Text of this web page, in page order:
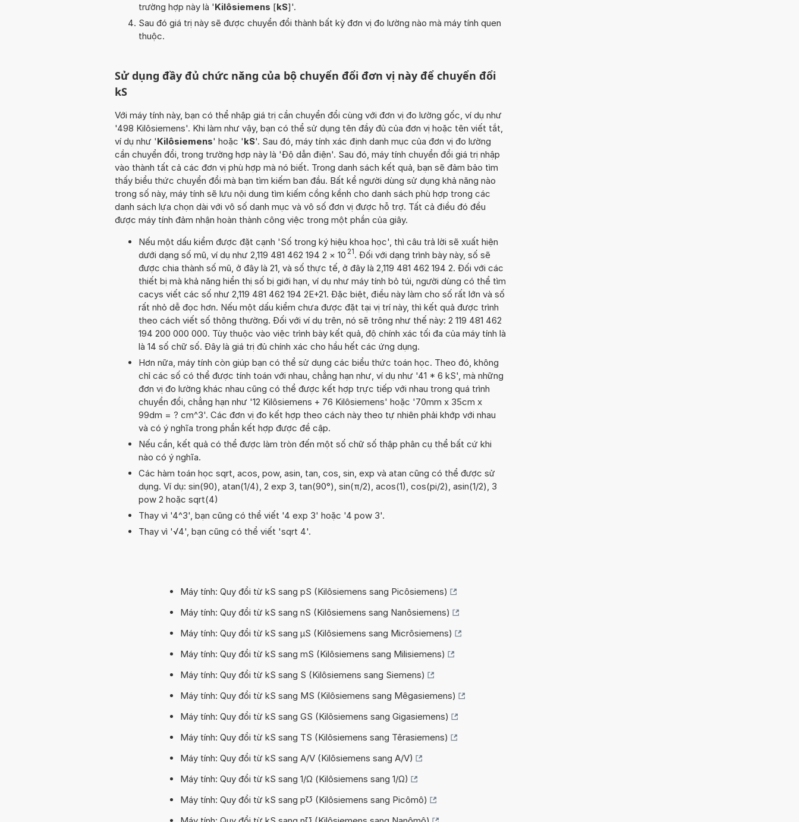
trường hợp này là 'Kilôsiemens [kS]'.
Sau đó giá trị này sẽ được chuyển đổi thành bất kỳ đơn vị đo lường nào mà máy tính quen
thuộc.
Sử dụng đầy đủ chức năng của bộ chuyển đổi đơn vị này để chuyển đổi
kS
Với máy tính này, bạn có thể nhập giá trị cần chuyển đổi cùng với đơn vị đo lường gốc, ví dụ như
'498 Kilôsiemens'. Khi làm như vậy, bạn có thể sử dụng tên đầy đủ của đơn vị hoặc tên viết tắt,
ví dụ như 'Kilôsiemens' hoặc 'kS'. Sau đó, máy tính xác định danh mục của đơn vị đo lường
cần chuyển đổi, trong trường hợp này là 'Độ dẫn điện'. Sau đó, máy tính chuyển đổi giá trị nhập
vào thành tất cả các đơn vị phù hợp mà nó biết. Trong danh sách kết quả, bạn sẽ đảm bảo tìm
thấy biểu thức chuyển đổi mà bạn tìm kiếm ban đầu. Bất kể người dùng sử dụng khả năng nào
trong số này, máy tính sẽ lưu nội dung tìm kiếm cồng kềnh cho danh sách phù hợp trong các
danh sách lựa chọn dài với vô số danh mục và vô số đơn vị được hỗ trợ. Tất cả điều đó đều
được máy tính đảm nhận hoàn thành công việc trong một phần của giây.
Nếu một dấu kiểm được đặt cạnh 'Số trong ký hiệu khoa học', thì câu trả lời sẽ xuất hiện
dưới dạng số mũ, ví dụ như 2,119 481 462 194 2 × 10 21. Đối với dạng trình bày này, số sẽ
được chia thành số mũ, ở đây là 21, và số thực tế, ở đây là 2,119 481 462 194 2. Đối với các
thiết bị mà khả năng hiển thị số bị giới hạn, ví dụ như máy tính bỏ túi, người dùng có thể tìm
cacys viết các số như 2,119 481 462 194 2E+21. Đặc biệt, điều này làm cho số rất lớn và số
rất nhỏ dễ đọc hơn. Nếu một dấu kiểm chưa được đặt tại vị trí này, thì kết quả được trình
theo cách viết số thông thường. Đối với ví dụ trên, nó sẽ trông như thế này: 2 119 481 462
194 200 000 000. Tùy thuộc vào việc trình bày kết quả, độ chính xác tối đa của máy tính là
là 14 số chữ số. Đây là giá trị đủ chính xác cho hầu hết các ứng dụng.
Hơn nữa, máy tính còn giúp bạn có thể sử dụng các biểu thức toán học. Theo đó, không
chỉ các số có thể được tính toán với nhau, chẳng hạn như, ví dụ như '41 * 6 kS', mà những
đơn vị đo lường khác nhau cũng có thể được kết hợp trực tiếp với nhau trong quá trình
chuyển đổi, chẳng hạn như '12 Kilôsiemens + 76 Kilôsiemens' hoặc '70mm x 35cm x
99dm = ? cm^3'. Các đơn vị đo kết hợp theo cách này theo tự nhiên phải khớp với nhau
và có ý nghĩa trong phần kết hợp được đề cập.
Nếu cần, kết quả có thể được làm tròn đến một số chữ số thập phân cụ thể bất cứ khi
nào có ý nghĩa.
Các hàm toán học sqrt, acos, pow, asin, tan, cos, sin, exp và atan cũng có thể được sử
dụng. Ví dụ: sin(90), atan(1/4), 2 exp 3, tan(90°), sin(π/2), acos(1), cos(pi/2), asin(1/2), 3
pow 2 hoặc sqrt(4)
Thay vì '4^3', bạn cũng có thể viết '4 exp 3' hoặc '4 pow 3'.
Thay vì '√4', bạn cũng có thể viết 'sqrt 4'.
Máy tính: Quy đổi từ kS sang pS (Kilôsiemens sang Picôsiemens)
Máy tính: Quy đổi từ kS sang nS (Kilôsiemens sang Nanôsiemens)
Máy tính: Quy đổi từ kS sang µS (Kilôsiemens sang Micrôsiemens)
Máy tính: Quy đổi từ kS sang mS (Kilôsiemens sang Milisiemens)
Máy tính: Quy đổi từ kS sang S (Kilôsiemens sang Siemens)
Máy tính: Quy đổi từ kS sang MS (Kilôsiemens sang Mêgasiemens)
Máy tính: Quy đổi từ kS sang GS (Kilôsiemens sang Gigasiemens)
Máy tính: Quy đổi từ kS sang TS (Kilôsiemens sang Têrasiemens)
Máy tính: Quy đổi từ kS sang A/V (Kilôsiemens sang A/V)
Máy tính: Quy đổi từ kS sang 1/Ω (Kilôsiemens sang 1/Ω)
Máy tính: Quy đổi từ kS sang p℧ (Kilôsiemens sang Picômô)